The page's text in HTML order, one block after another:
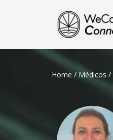
Home / Médicos /